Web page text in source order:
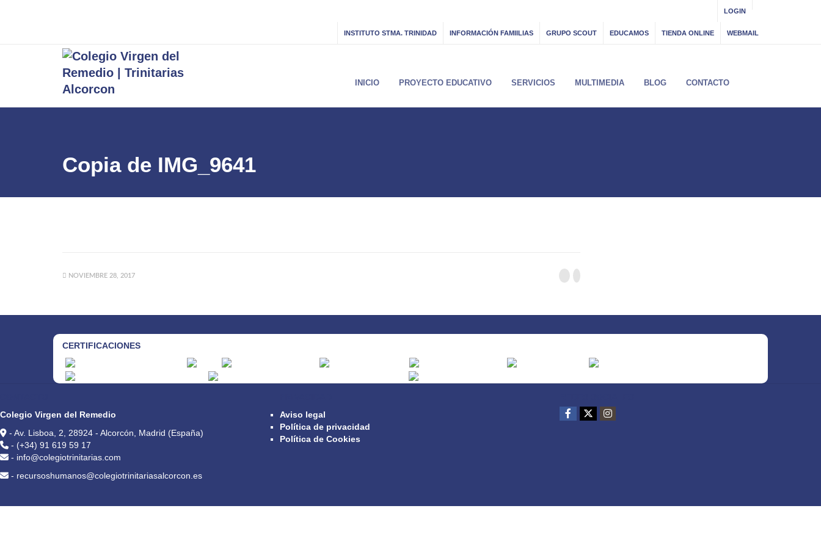
LOGIN
INSTITUTO STMA. TRINIDAD INFORMACIÓN FAMIILIAS GRUPO SCOUT EDUCAMOS TIENDA ONLINE WEBMAIL
INICIO PROYECTO EDUCATIVO SERVICIOS MULTIMEDIA BLOG CONTACTO
Copia de IMG_9641
NOVIEMBRE 28, 2017
CERTIFICACIONES
Colegio Virgen del Remedio
- Av. Lisboa, 2, 28924 - Alcorcón, Madrid (España)
- (+34) 91 619 59 17
- info@colegiotrinitarias.com
- recursoshumanos@colegiotrinitariasalcorcon.es
Aviso legal
Política de privacidad
Política de Cookies